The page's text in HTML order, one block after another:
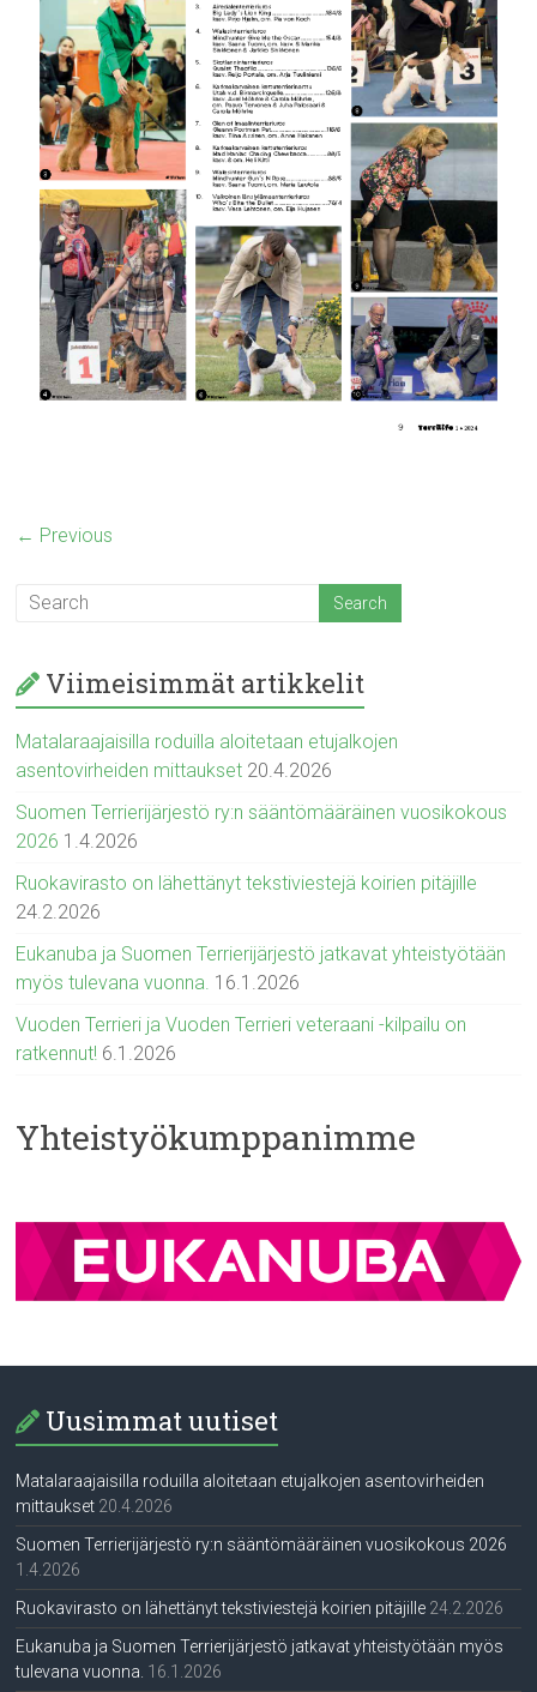
← Previous
Viimeisimmät artikkelit
Matalaraajaisilla roduilla aloitetaan etujalkojen
asentovirheiden mittaukset 20.4.2026
Suomen Terrierijärjestö ry:n sääntömääräinen vuosikokous
2026 1.4.2026
Ruokavirasto on lähettänyt tekstiviestejä koirien pitäjille
24.2.2026
Eukanuba ja Suomen Terrierijärjestö jatkavat yhteistyötään
myös tulevana vuonna. 16.1.2026
Vuoden Terrieri ja Vuoden Terrieri veteraani -kilpailu on
ratkennut! 6.1.2026
Yhteistyökumppanimme
Uusimmat uutiset
Matalaraajaisilla roduilla aloitetaan etujalkojen asentovirheiden
mittaukset 20.4.2026
Suomen Terrierijärjestö ry:n sääntömääräinen vuosikokous 2026
1.4.2026
Ruokavirasto on lähettänyt tekstiviestejä koirien pitäjille 24.2.2026
Eukanuba ja Suomen Terrierijärjestö jatkavat yhteistyötään myös
tulevana vuonna. 16.1.2026